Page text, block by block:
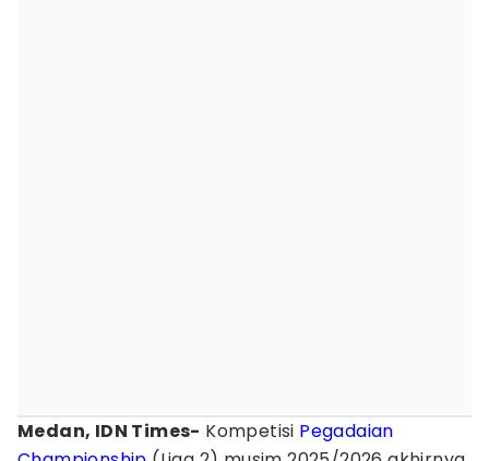
Medan, IDN Times- Kompetisi Pegadaian